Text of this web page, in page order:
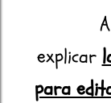
explicar
para